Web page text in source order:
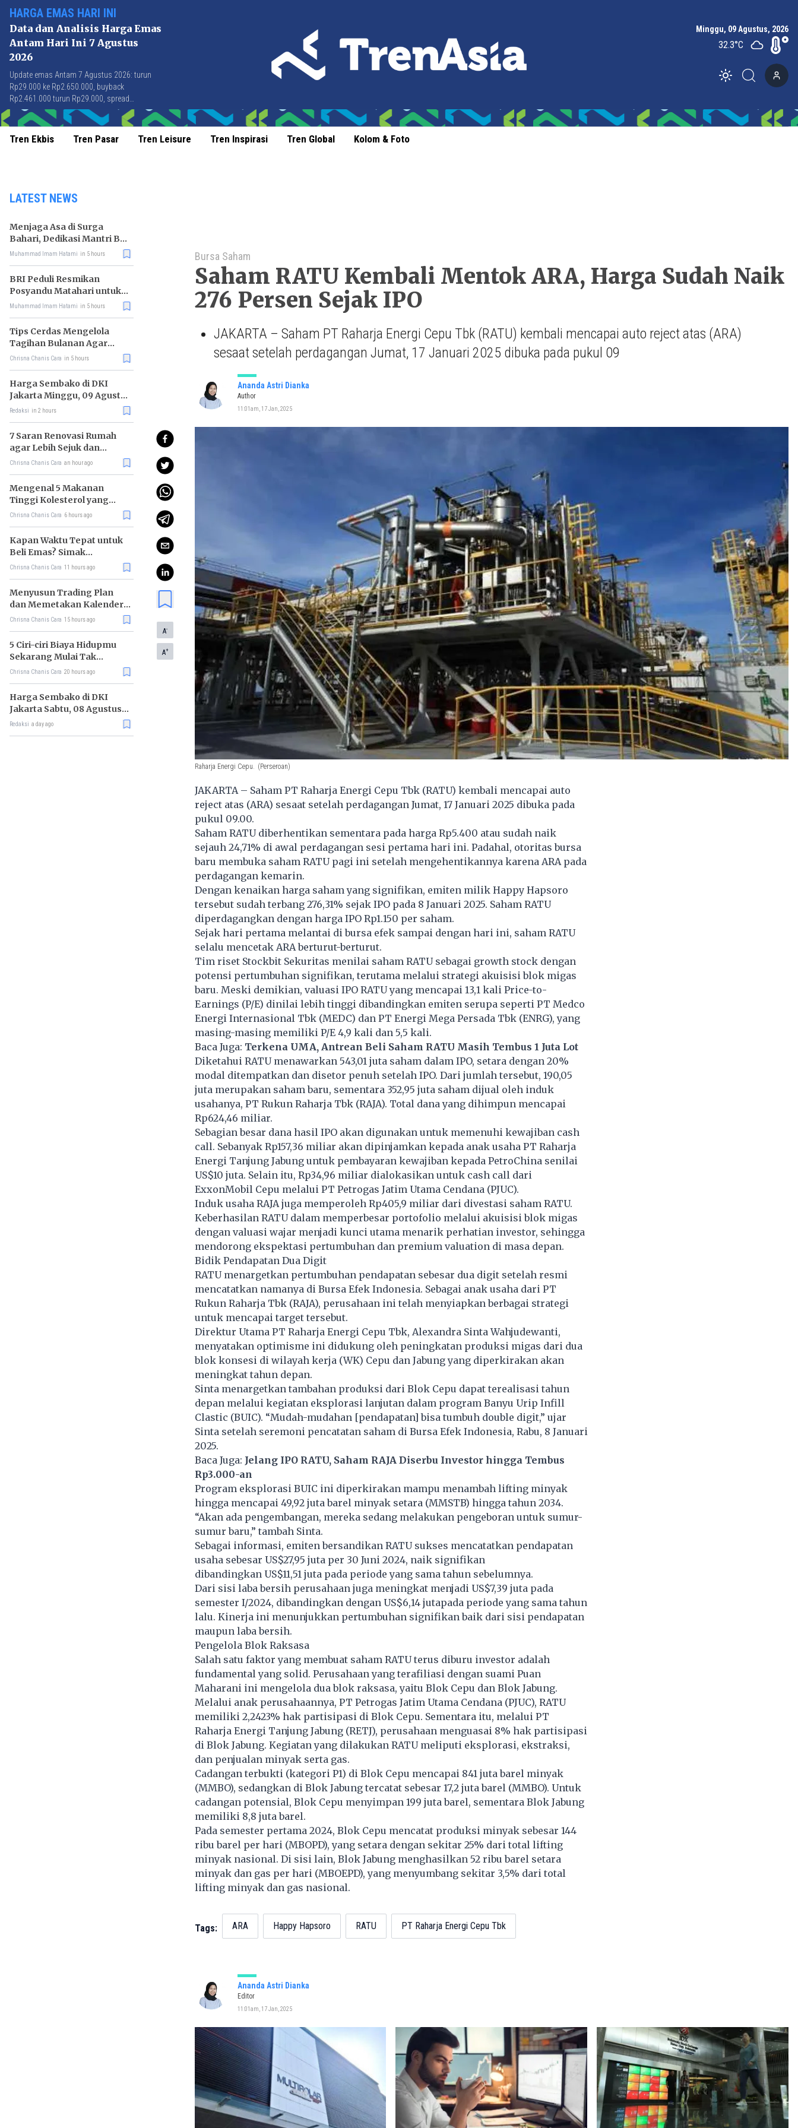
HARGA EMAS HARI INI
Data dan Analisis Harga Emas
Antam Hari Ini 7 Agustus
2026
Update emas Antam 7 Agustus 2026: turun
Rp29.000 ke Rp2.650.000, buyback
Rp2.461.000 turun Rp29.000, spread
Rp189.000 stabil di level terbaik sejak April
2026.
Minggu, 09 Agustus, 2026
32.3°C
Toggle theme
Tren Ekbis Tren Pasar Tren Leisure Tren Inspirasi Tren Global Kolom & Foto
LATEST NEWS
Menjaga Asa di Surga
Bahari, Dedikasi Mantri BRI
untuk Masyarakat
Muhammad Imam Hatami in 5 hours
BRI Peduli Resmikan
Posyandu Matahari untuk
Dukung Cegah Stunting
Muhammad Imam Hatami in 5 hours
Tips Cerdas Mengelola
Tagihan Bulanan Agar
Tidak Telat Bayar
Chrisna Chanis Cara in 5 hours
Harga Sembako di DKI
Jakarta Minggu, 09 Agustus
2026, Daging Sapi Murni
Putih Turun
Redaksi in 2 hours
7 Saran Renovasi Rumah
agar Lebih Sejuk dan
Nyaman Ditinggali
Chrisna Chanis Cara an hour ago
Mengenal 5 Makanan
Tinggi Kolesterol yang
Justru Menyehatkan
Chrisna Chanis Cara 6 hours ago
Kapan Waktu Tepat untuk
Beli Emas? Simak
Strateginya
Chrisna Chanis Cara 11 hours ago
Menyusun Trading Plan
dan Memetakan Kalender
Ekonomi Mingguan
Chrisna Chanis Cara 15 hours ago
5 Ciri-ciri Biaya Hidupmu
Sekarang Mulai Tak
Terkendali
Chrisna Chanis Cara 20 hours ago
Harga Sembako di DKI
Jakarta Sabtu, 08 Agustus
2026, Daging Kambing
Redaksi a day ago
A-
A+
Bursa Saham
Saham RATU Kembali Mentok ARA, Harga Sudah Naik
276 Persen Sejak IPO
JAKARTA – Saham PT Raharja Energi Cepu Tbk (RATU) kembali mencapai auto reject atas (ARA)
sesaat setelah perdagangan Jumat, 17 Januari 2025 dibuka pada pukul 09
Ananda Astri Dianka
Author
11:01am, 17 Jan, 2025
Raharja Energi Cepu. (Perseroan)
JAKARTA – Saham PT Raharja Energi Cepu Tbk (RATU) kembali mencapai auto
reject atas (ARA) sesaat setelah perdagangan Jumat, 17 Januari 2025 dibuka pada
pukul 09.00.
Saham RATU diberhentikan sementara pada harga Rp5.400 atau sudah naik
sejauh 24,71% di awal perdagangan sesi pertama hari ini. Padahal, otoritas bursa
baru membuka saham RATU pagi ini setelah mengehentikannya karena ARA pada
perdagangan kemarin.
Dengan kenaikan harga saham yang signifikan, emiten milik Happy Hapsoro
tersebut sudah terbang 276,31% sejak IPO pada 8 Januari 2025. Saham RATU
diperdagangkan dengan harga IPO Rp1.150 per saham.
Sejak hari pertama melantai di bursa efek sampai dengan hari ini, saham RATU
selalu mencetak ARA berturut-berturut.
Tim riset Stockbit Sekuritas menilai saham RATU sebagai growth stock dengan
potensi pertumbuhan signifikan, terutama melalui strategi akuisisi blok migas
baru. Meski demikian, valuasi IPO RATU yang mencapai 13,1 kali Price-to-
Earnings (P/E) dinilai lebih tinggi dibandingkan emiten serupa seperti PT Medco
Energi Internasional Tbk (MEDC) dan PT Energi Mega Persada Tbk (ENRG), yang
masing-masing memiliki P/E 4,9 kali dan 5,5 kali.
Baca Juga: Terkena UMA, Antrean Beli Saham RATU Masih Tembus 1 Juta Lot
Diketahui RATU menawarkan 543,01 juta saham dalam IPO, setara dengan 20%
modal ditempatkan dan disetor penuh setelah IPO. Dari jumlah tersebut, 190,05
juta merupakan saham baru, sementara 352,95 juta saham dijual oleh induk
usahanya, PT Rukun Raharja Tbk (RAJA). Total dana yang dihimpun mencapai
Rp624,46 miliar.
Sebagian besar dana hasil IPO akan digunakan untuk memenuhi kewajiban cash
call. Sebanyak Rp157,36 miliar akan dipinjamkan kepada anak usaha PT Raharja
Energi Tanjung Jabung untuk pembayaran kewajiban kepada PetroChina senilai
US$10 juta. Selain itu, Rp34,96 miliar dialokasikan untuk cash call dari
ExxonMobil Cepu melalui PT Petrogas Jatim Utama Cendana (PJUC).
Induk usaha RAJA juga memperoleh Rp405,9 miliar dari divestasi saham RATU.
Keberhasilan RATU dalam memperbesar portofolio melalui akuisisi blok migas
dengan valuasi wajar menjadi kunci utama menarik perhatian investor, sehingga
mendorong ekspektasi pertumbuhan dan premium valuation di masa depan.
Bidik Pendapatan Dua Digit
RATU menargetkan pertumbuhan pendapatan sebesar dua digit setelah resmi
mencatatkan namanya di Bursa Efek Indonesia. Sebagai anak usaha dari PT
Rukun Raharja Tbk (RAJA), perusahaan ini telah menyiapkan berbagai strategi
untuk mencapai target tersebut.
Direktur Utama PT Raharja Energi Cepu Tbk, Alexandra Sinta Wahjudewanti,
menyatakan optimisme ini didukung oleh peningkatan produksi migas dari dua
blok konsesi di wilayah kerja (WK) Cepu dan Jabung yang diperkirakan akan
meningkat tahun depan.
Sinta menargetkan tambahan produksi dari Blok Cepu dapat terealisasi tahun
depan melalui kegiatan eksplorasi lanjutan dalam program Banyu Urip Infill
Clastic (BUIC). “Mudah-mudahan [pendapatan] bisa tumbuh double digit,” ujar
Sinta setelah seremoni pencatatan saham di Bursa Efek Indonesia, Rabu, 8 Januari
2025.
Baca Juga: Jelang IPO RATU, Saham RAJA Diserbu Investor hingga Tembus
Rp3.000-an
Program eksplorasi BUIC ini diperkirakan mampu menambah lifting minyak
hingga mencapai 49,92 juta barel minyak setara (MMSTB) hingga tahun 2034.
“Akan ada pengembangan, mereka sedang melakukan pengeboran untuk sumur-
sumur baru,” tambah Sinta.
Sebagai informasi, emiten bersandikan RATU sukses mencatatkan pendapatan
usaha sebesar US$27,95 juta per 30 Juni 2024, naik signifikan
dibandingkan US$11,51 juta pada periode yang sama tahun sebelumnya.
Dari sisi laba bersih perusahaan juga meningkat menjadi US$7,39 juta pada
semester I/2024, dibandingkan dengan US$6,14 jutapada periode yang sama tahun
lalu. Kinerja ini menunjukkan pertumbuhan signifikan baik dari sisi pendapatan
maupun laba bersih.
Pengelola Blok Raksasa
Salah satu faktor yang membuat saham RATU terus diburu investor adalah
fundamental yang solid. Perusahaan yang terafiliasi dengan suami Puan
Maharani ini mengelola dua blok raksasa, yaitu Blok Cepu dan Blok Jabung.
Melalui anak perusahaannya, PT Petrogas Jatim Utama Cendana (PJUC), RATU
memiliki 2,2423% hak partisipasi di Blok Cepu. Sementara itu, melalui PT
Raharja Energi Tanjung Jabung (RETJ), perusahaan menguasai 8% hak partisipasi
di Blok Jabung. Kegiatan yang dilakukan RATU meliputi eksplorasi, ekstraksi,
dan penjualan minyak serta gas.
Cadangan terbukti (kategori P1) di Blok Cepu mencapai 841 juta barel minyak
(MMBO), sedangkan di Blok Jabung tercatat sebesar 17,2 juta barel (MMBO). Untuk
cadangan potensial, Blok Cepu menyimpan 199 juta barel, sementara Blok Jabung
memiliki 8,8 juta barel.
Pada semester pertama 2024, Blok Cepu mencatat produksi minyak sebesar 144
ribu barel per hari (MBOPD), yang setara dengan sekitar 25% dari total lifting
minyak nasional. Di sisi lain, Blok Jabung menghasilkan 52 ribu barel setara
minyak dan gas per hari (MBOEPD), yang menyumbang sekitar 3,5% dari total
lifting minyak dan gas nasional.
Tags: ARA Happy Hapsoro RATU PT Raharja Energi Cepu Tbk
Ananda Astri Dianka
Editor
11:01am, 17 Jan, 2025